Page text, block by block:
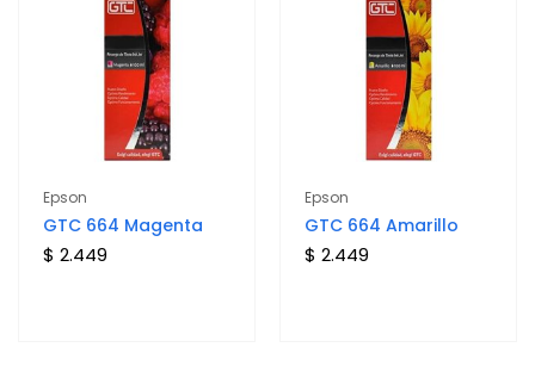
Epson
GTC 664 Magenta
$ 2.449
Epson
GTC 664 Amarillo
$ 2.449